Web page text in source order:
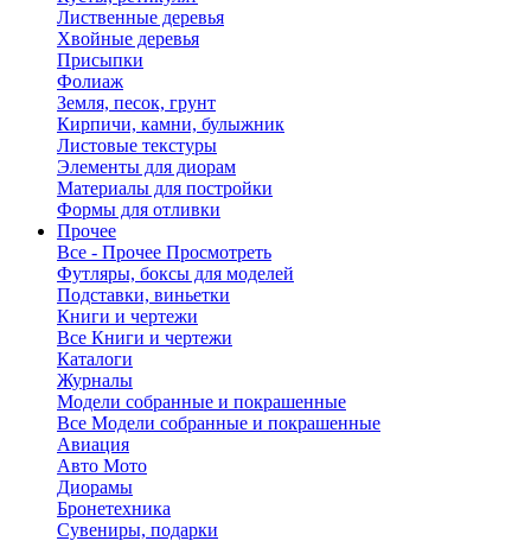
Лиственные деревья
Хвойные деревья
Присыпки
Фолиаж
Земля, песок, грунт
Кирпичи, камни, булыжник
Листовые текстуры
Элементы для диорам
Материалы для постройки
Формы для отливки
Прочее
Все - Прочее Просмотреть
Футляры, боксы для моделей
Подставки, виньетки
Книги и чертежи
Все Книги и чертежи
Каталоги
Журналы
Модели собранные и покрашенные
Все Модели собранные и покрашенные
Авиация
Авто Мото
Диорамы
Бронетехника
Сувениры, подарки